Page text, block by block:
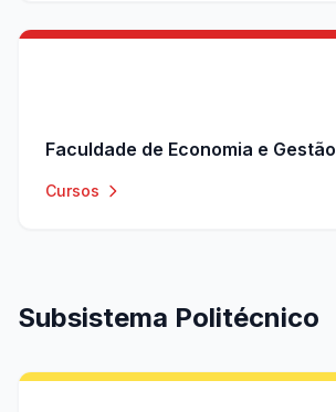
Faculdade de Economia e Gestão
Cursos
Subsistema Politécnico